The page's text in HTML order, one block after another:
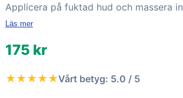
Applicera på fuktad hud och massera in
Läs mer
175 kr
★★★★★Vårt betyg: 5.0 / 5